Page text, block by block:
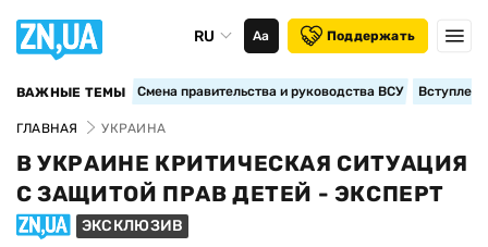
RU Аа Поддержать
ВАЖНЫЕ ТЕМЫ Смена правительства и руководства ВСУ
ГЛАВНАЯ УКРАИНА
В УКРАИНЕ КРИТИЧЕСКАЯ СИТУАЦИЯ
С ЗАЩИТОЙ ПРАВ ДЕТЕЙ - ЭКСПЕРТ
ЭКСКЛЮЗИВ